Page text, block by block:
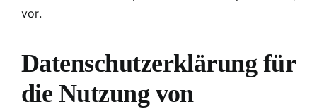
vor.
Datenschutzerklärung für
die Nutzung von